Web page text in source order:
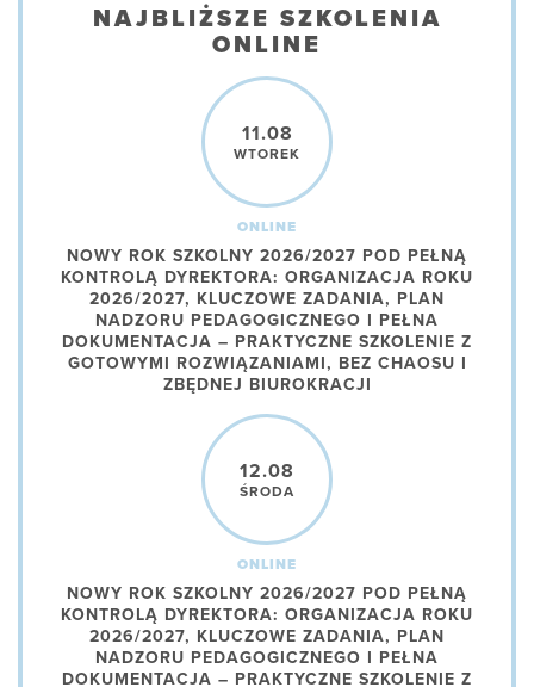
NAJBLIŻSZE SZKOLENIA
ONLINE
11.08
WTOREK
ONLINE
NOWY ROK SZKOLNY 2026/2027 POD PEŁNĄ
KONTROLĄ DYREKTORA: ORGANIZACJA ROKU
2026/2027, KLUCZOWE ZADANIA, PLAN
NADZORU PEDAGOGICZNEGO I PEŁNA
DOKUMENTACJA – PRAKTYCZNE SZKOLENIE Z
GOTOWYMI ROZWIĄZANIAMI, BEZ CHAOSU I
ZBĘDNEJ BIUROKRACJI
12.08
ŚRODA
ONLINE
NOWY ROK SZKOLNY 2026/2027 POD PEŁNĄ
KONTROLĄ DYREKTORA: ORGANIZACJA ROKU
2026/2027, KLUCZOWE ZADANIA, PLAN
NADZORU PEDAGOGICZNEGO I PEŁNA
DOKUMENTACJA – PRAKTYCZNE SZKOLENIE Z